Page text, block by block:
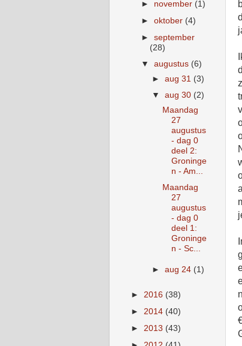
► november (1)
►oktober (4)
►september
(28)
▼augustus (6)
► aug 31 (3)
▼ aug 30 (2)
Maandag
27
augustus
- dag 0
deel 2:
Groninge
n - Am...
Maandag
27
augustus
- dag 0
deel 1:
Groninge
n - Sc...
► aug 24 (1)
► 2016 (38)
► 2014 (40)
► 2013 (43)